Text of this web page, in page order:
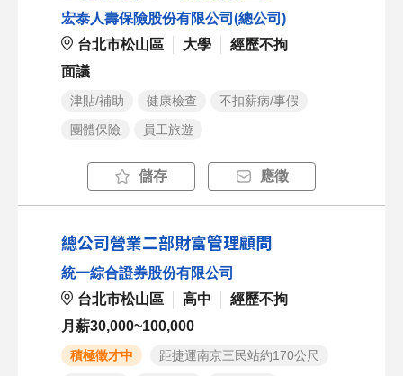
宏泰人壽保險股份有限公司(總公司)
台北市松山區
大學
經歷不拘
面議
津貼/補助 健康檢查
不扣薪病/事假
團體保險
員工旅遊
儲存 應徵
總公司營業二部財富管理顧問
統一綜合證券股份有限公司
台北市松山區
高中
經歷不拘
月薪30,000~100,000
積極徵才中
距捷運南京三民站約170公尺